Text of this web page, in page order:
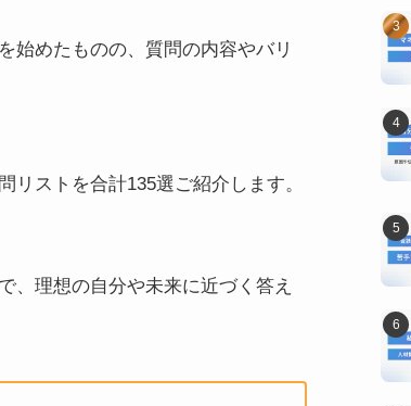
始めたものの、質問の内容やバリ
ストを合計135選ご紹介します。
、理想の自分や未来に近づく答え